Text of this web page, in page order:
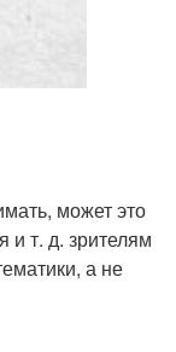
может это
и т. д. зрителям
а не